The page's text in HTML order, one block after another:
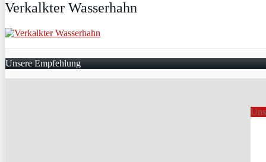
Verkalkter Wasserhahn
Unsere Empfehlung